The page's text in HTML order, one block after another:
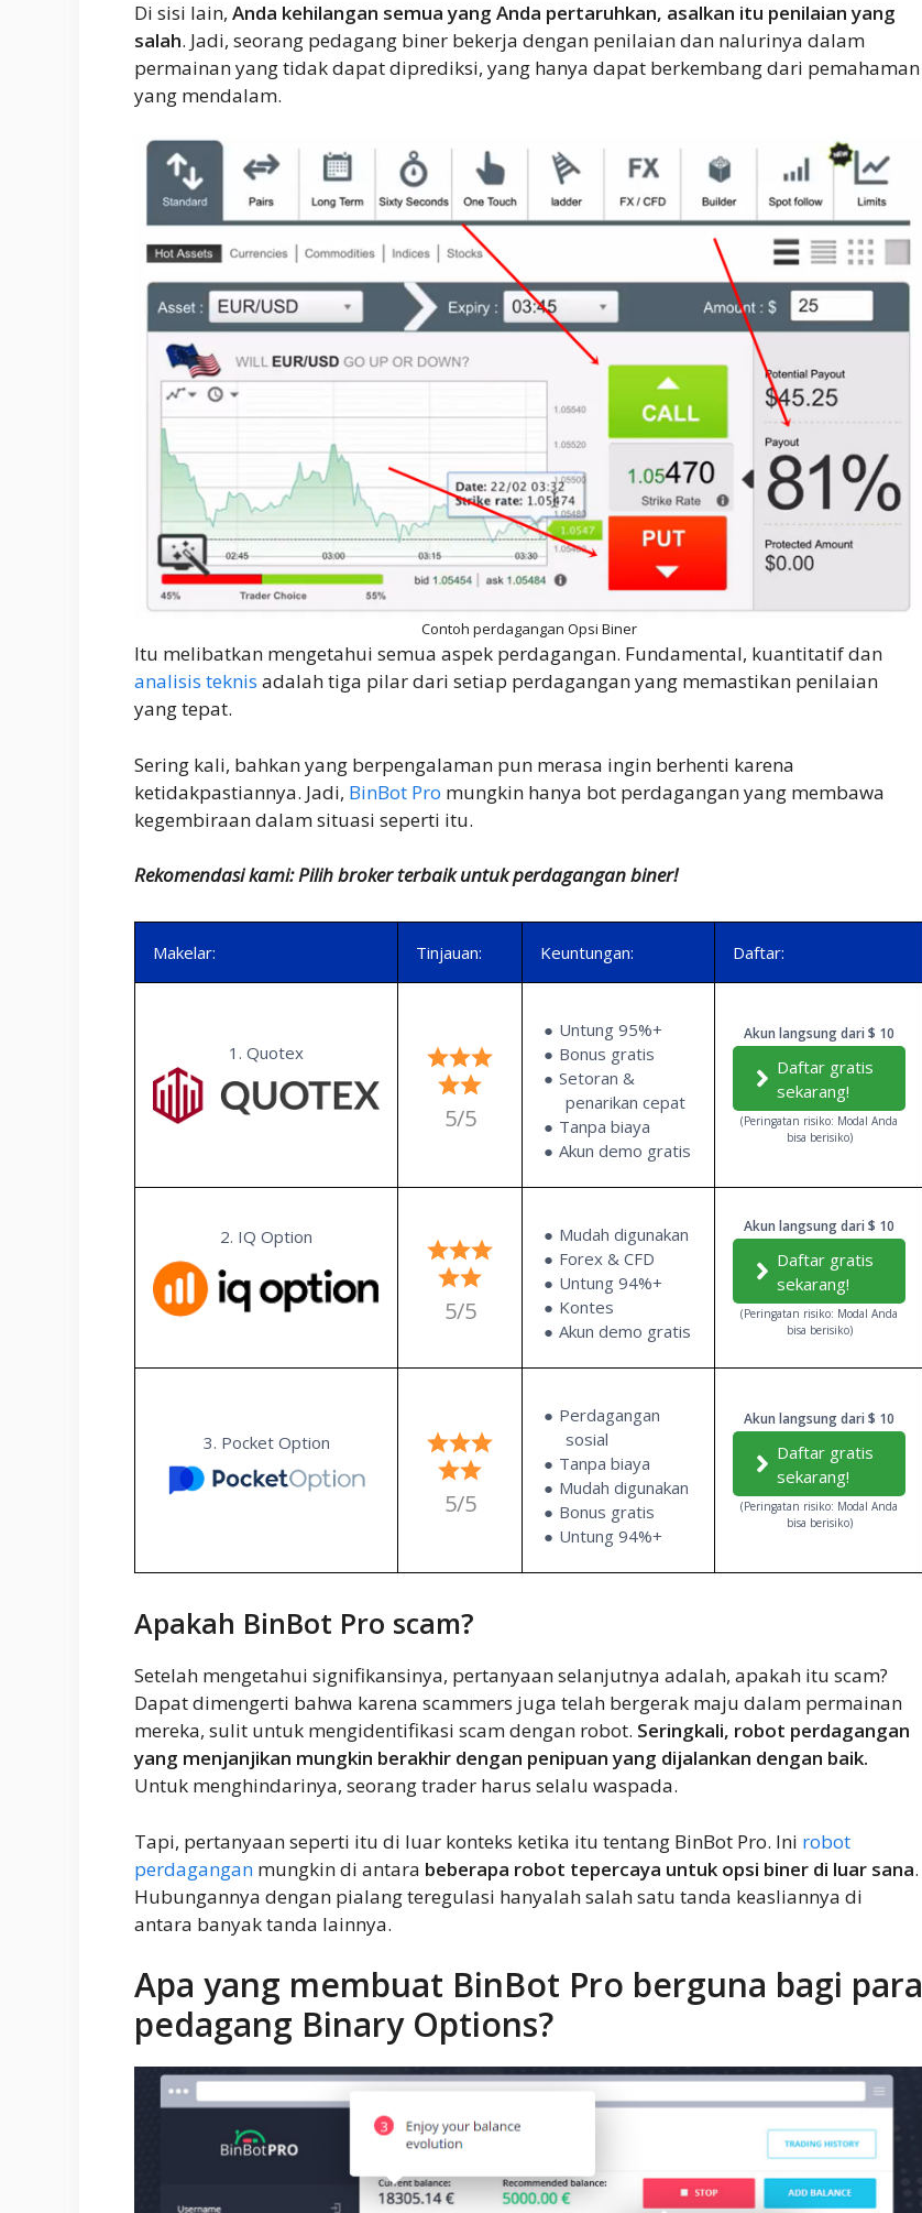
Di sisi lain, Anda kehilangan semua yang Anda pertaruhkan, asalkan itu penilaian yang
salah. Jadi, seorang pedagang biner bekerja dengan penilaian dan nalurinya dalam
permainan yang tidak dapat diprediksi, yang hanya dapat berkembang dari pemahaman
yang mendalam.
Contoh perdagangan Opsi Biner
Itu melibatkan mengetahui semua aspek perdagangan. Fundamental, kuantitatif dan
analisis teknis adalah tiga pilar dari setiap perdagangan yang memastikan penilaian
yang tepat.
Sering kali, bahkan yang berpengalaman pun merasa ingin berhenti karena
ketidakpastiannya. Jadi, BinBot Pro mungkin hanya bot perdagangan yang membawa
kegembiraan dalam situasi seperti itu.
Rekomendasi kami: Pilih broker terbaik untuk perdagangan biner!
Makelar: Tinjauan: Keuntungan: Daftar:
1. Quotex
5/5
Untung 95%+
Bonus gratis
Setoran &
penarikan cepat
Tanpa biaya
Akun demo gratis
Akun langsung dari $ 10
Daftar gratis
sekarang!
(Peringatan risiko: Modal Anda
bisa berisiko)
2. IQ Option
5/5
Mudah digunakan
Forex & CFD
Untung 94%+
Kontes
Akun demo gratis
Akun langsung dari $ 10
Daftar gratis
sekarang!
(Peringatan risiko: Modal Anda
bisa berisiko)
3. Pocket Option
5/5
Perdagangan
sosial
Tanpa biaya
Mudah digunakan
Bonus gratis
Untung 94%+
Akun langsung dari $ 10
Daftar gratis
sekarang!
(Peringatan risiko: Modal Anda
bisa berisiko)
Apakah BinBot Pro scam?
Setelah mengetahui signifikansinya, pertanyaan selanjutnya adalah, apakah itu scam?
Dapat dimengerti bahwa karena scammers juga telah bergerak maju dalam permainan
mereka, sulit untuk mengidentifikasi scam dengan robot. Seringkali, robot perdagangan
yang menjanjikan mungkin berakhir dengan penipuan yang dijalankan dengan baik.
Untuk menghindarinya, seorang trader harus selalu waspada.
Tapi, pertanyaan seperti itu di luar konteks ketika itu tentang BinBot Pro. Ini robot
perdagangan mungkin di antara beberapa robot tepercaya untuk opsi biner di luar sana.
Hubungannya dengan pialang teregulasi hanyalah salah satu tanda keasliannya di
antara banyak tanda lainnya.
Apa yang membuat BinBot Pro berguna bagi para
pedagang Binary Options?